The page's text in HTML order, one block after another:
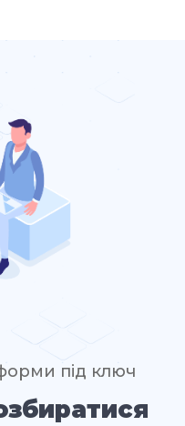
під ключ